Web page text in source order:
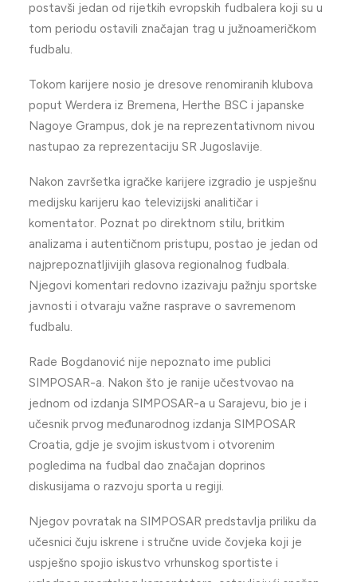
postavši jedan od rijetkih evropskih fudbalera koji su u
tom periodu ostavili značajan trag u južnoameričkom
fudbalu.
Tokom karijere nosio je dresove renomiranih klubova
poput Werdera iz Bremena, Herthe BSC i japanske
Nagoye Grampus, dok je na reprezentativnom nivou
nastupao za reprezentaciju SR Jugoslavije.
Nakon završetka igračke karijere izgradio je uspješnu
medijsku karijeru kao televizijski analitičar i
komentator. Poznat po direktnom stilu, britkim
analizama i autentičnom pristupu, postao je jedan od
najprepoznatljivijih glasova regionalnog fudbala.
Njegovi komentari redovno izazivaju pažnju sportske
javnosti i otvaraju važne rasprave o savremenom
fudbalu.
Rade Bogdanović nije nepoznato ime publici
SIMPOSAR-a. Nakon što je ranije učestvovao na
jednom od izdanja SIMPOSAR-a u Sarajevu, bio je i
učesnik prvog međunarodnog izdanja SIMPOSAR
Croatia, gdje je svojim iskustvom i otvorenim
pogledima na fudbal dao značajan doprinos
diskusijama o razvoju sporta u regiji.
Njegov povratak na SIMPOSAR predstavlja priliku da
učesnici čuju iskrene i stručne uvide čovjeka koji je
uspješno spojio iskustvo vrhunskog sportiste i